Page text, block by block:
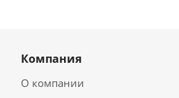
Компания
О компании